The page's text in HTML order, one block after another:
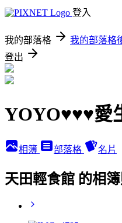
登入
我的部落格 我的部落格
登出
YOYO♥♥♥愛
相簿 部落格 名片
天田輕食館 的相簿